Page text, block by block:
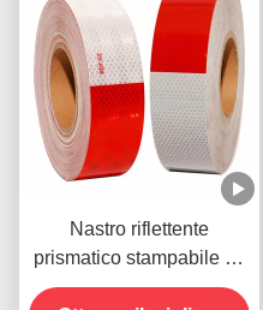
Nastro riflettente
prismatico stampabile ad
alta intensità per camion